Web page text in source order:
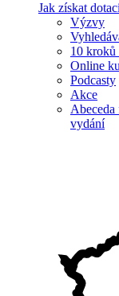
Jak získat
Výzvy
10 kroků
Online
Podcasty
Akce
vydání